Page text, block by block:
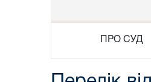
ПРО СУД